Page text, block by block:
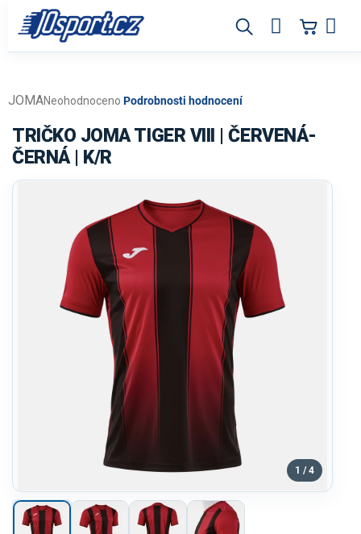
obsah
Průměrné
produktu
je
0,0
Neohodnoceno Podrobnosti hodnocení
JOMA
TRIČKO JOMA TIGER VIII | ČERVENÁ-
ČERNÁ | K/R
1 / 4